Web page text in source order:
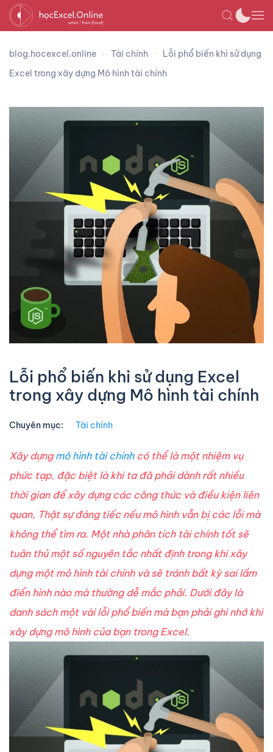
blog.hocexcel.online Tài chính
Lỗi phổ biến khi sử dụng
Excel trong xây dựng Mô hình tài chính
Lỗi phổ biến khi sử dụng Excel
trong xây dựng Mô hình tài chính
Chuyên mục: Tài chính
Xây dựng mô hình tài chínhcó thể là một nhiệm vụ
phức tạp, đặc biệt là khi ta đã phải dành rất nhiều
thời gian để xây dựng các công thức và điều kiện liên
quan, Thật sự đáng tiếc nếu mô hình vẫn bị các lỗi mà
không thể tìm ra. Một nhà phân tích tài chính tốt sẽ
tuân thủ một số nguyên tắc nhất định trong khi xây
dựng một mô hình tài chính và sẽ tránh bất kỳ sai lầm
điển hình nào mà thường dễ mắc phải. Dưới đây là
danh sách một vài lỗi phổ biến mà bạn phải ghi nhớ khi
xây dựng mô hình của bạn trong Excel.